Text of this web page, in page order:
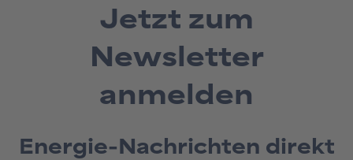
Jetzt zum
Newsletter
anmelden
Energie-Nachrichten direkt